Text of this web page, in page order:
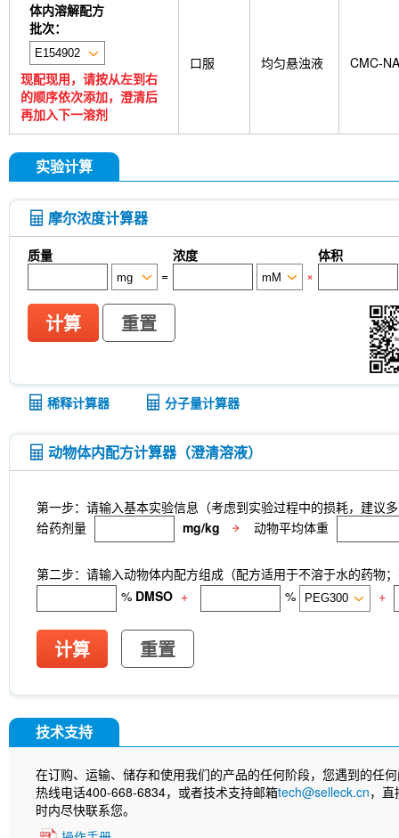
体内溶解配方
批次：
现配现用，请按从左到右
的顺序依次添加，澄清后
再加入下一溶剂
口服 均匀悬浊液 CMC-NA
实验计算
摩尔浓度计算器
质量 浓度
体积
=
×
计算 重置
稀释计算器 分子量计算器
动物体内配方计算器（澄清溶液）
第一步：请输入基本实验信息（考虑到实验过程中的损耗，建议
给药剂量
mg/kg 动物平均体重
第二步：请输入动物体内配方组成（配方适用于不溶于水的药物
% DMSO + % +
计算 重置
技术支持
在订购、运输、储存和使用我们的产品的任何阶段，您遇到的任
热线电话400-668-6834，或者技术支持邮箱tech@selleck.cn，
时内尽快联系您。